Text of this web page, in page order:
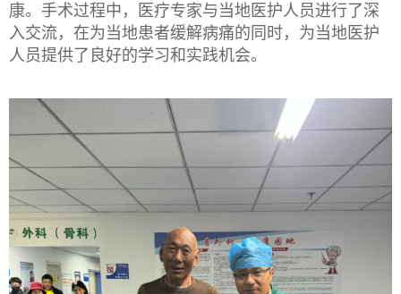
康。手术过程中，医疗专家与当地医护人员进行了深
入交流，在为当地患者缓解病痛的同时，为当地医护
人员提供了良好的学习和实践机会。